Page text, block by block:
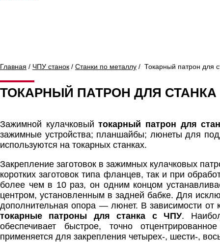
Главная / ЧПУ станок / Станки по металлу / Токарный патрон для
ТОКАРНЫЙ ПАТРОН ДЛЯ СТАНКА
Зажимной кулачковыйтокарный патрон для
зажимные устройства; планшайбы; люнеты для
используются на токарных станках.
Закрепление заготовок в зажимных кулачковых
коротких заготовок типа фланцев, так и при
более чем в 10 раз, он одним концом
центром, установленным в задней бабке. Для
дополнительная опора — люнет. В зависимости от
токарные патроны для станка с ЧПУ.
обеспечивает быстрое, точно
применяется для закрепления четырех-, шести-,